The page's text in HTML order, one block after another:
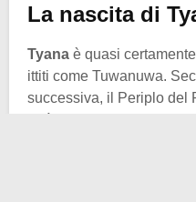
La nascita di
Tyana è quasi
ittiti come Tuwanuwa.
successiva, il Periplo del